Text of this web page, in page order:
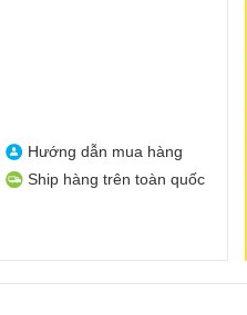
Hướng dẫn mua hàng
Ship hàng trên toàn quốc